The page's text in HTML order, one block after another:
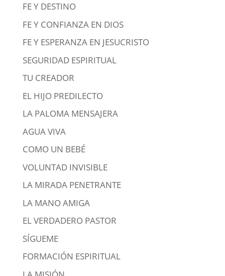
FE Y DESTINO
FE Y CONFIANZA EN DIOS
FE Y ESPERANZA EN JESUCRISTO
SEGURIDAD ESPIRITUAL
TU CREADOR
EL HIJO PREDILECTO
LA PALOMA MENSAJERA
AGUA VIVA
COMO UN BEBÉ
VOLUNTAD INVISIBLE
LA MIRADA PENETRANTE
LA MANO AMIGA
EL VERDADERO PASTOR
SÍGUEME
FORMACIÓN ESPIRITUAL